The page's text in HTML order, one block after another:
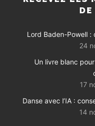
DE
Lord Baden-Powell :
24
Un livre blanc
17
Danse avec l’IA :
14